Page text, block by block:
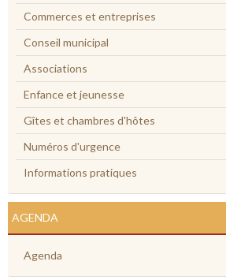
Commerces et entreprises
Conseil municipal
Associations
Enfance et jeunesse
Gîtes et chambres d'hôtes
Numéros d'urgence
Informations pratiques
AGENDA
Agenda